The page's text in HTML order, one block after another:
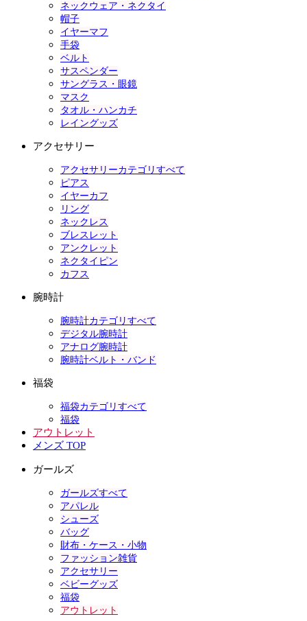
ネックウェア・ネクタイ
帽子
イヤーマフ
手袋
ベルト
サスペンダー
サングラス・眼鏡
マスク
タオル・ハンカチ
レイングッズ
アクセサリー
アクセサリーカテゴリすべて
ピアス
イヤーカフ
リング
ネックレス
ブレスレット
アンクレット
ネクタイピン
カフス
腕時計
腕時計カテゴリすべて
デジタル腕時計
アナログ腕時計
腕時計ベルト・バンド
福袋
福袋カテゴリすべて
福袋
アウトレット
メンズ TOP
ガールズ
ガールズすべて
アパレル
シューズ
バッグ
財布・ケース・小物
ファッション雑貨
アクセサリー
ベビーグッズ
福袋
アウトレット